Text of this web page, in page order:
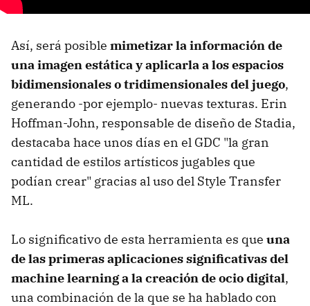
Así, será posible mimetizar la información de
una imagen estática y aplicarla a los espacios
bidimensionales o tridimensionales del juego,
generando -por ejemplo- nuevas texturas. Erin
Hoffman-John, responsable de diseño de Stadia,
destacaba hace unos días en el GDC "la gran
cantidad de estilos artísticos jugables que
podían crear" gracias al uso del Style Transfer
ML.
Lo significativo de esta herramienta es que una
de las primeras aplicaciones significativas del
machine learning a la creación de ocio digital,
una combinación de la que se ha hablado con